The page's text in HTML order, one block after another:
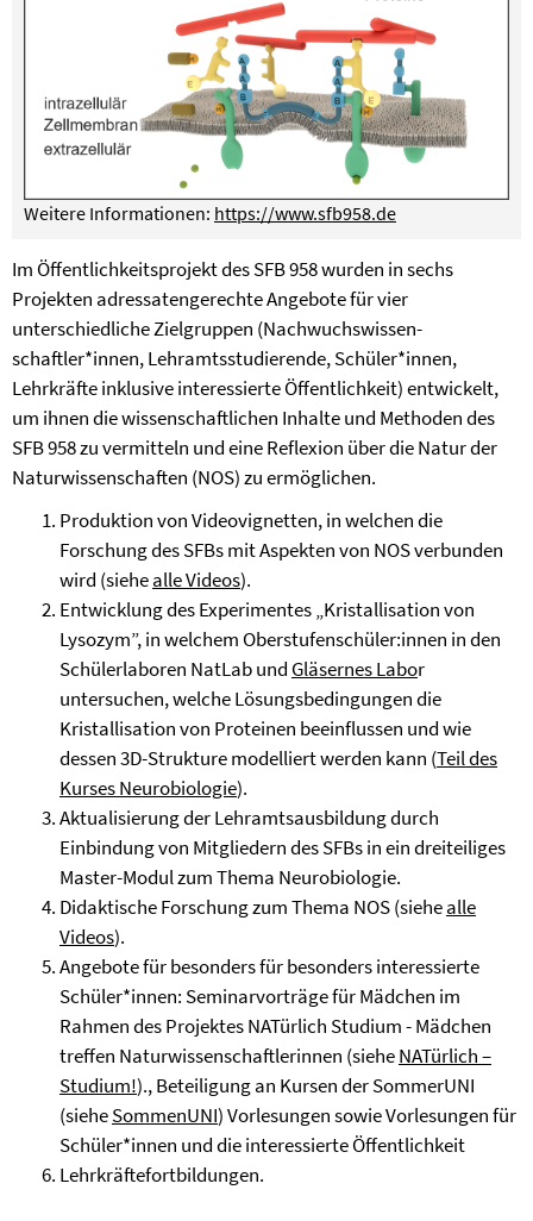
Weitere Informationen: https://www.sfb958.de
Im Öffentlichkeitsprojekt des SFB 958 wurden in sechs
Projekten adressaten­gerechte Angebote für vier
unterschiedliche Zielgruppen (Nachwuchswissen­
schaftler*innen, Lehramtsstudierende, Schüler*innen,
Lehrkräfte inklusive interessierte Öffent­lichkeit) entwickelt,
um ihnen die wissenschaftlichen Inhalte und Methoden des
SFB 958 zu vermitteln und eine Reflexion über die Natur der
Naturwissenschaften (NOS) zu ermöglichen.
Produktion von Videovignetten, in welchen die
Forschung des SFBs mit Aspekten von NOS verbunden
wird (siehealle Videos).
Entwicklung des Experimentes „Kristallisation von
Lysozym”, in welchem Oberstufenschüler:innen in den
Schülerlaboren NatLab und Gläsernes Labor
untersuchen, welche Lösungsbedingungen die
Kristallisation von Proteinen beeinflussen und wie
dessen 3D-Strukture modelliert werden kann (Teil des
Kurses Neurobiologie).
Aktualisierung der Lehramtsausbildung durch
Einbindung von Mitgliedern des SFBs in ein dreiteiliges
Master-Modul zum Thema Neurobiologie.
Didaktische Forschung zum Thema NOS (siehealle
Videos).
Angebote für besonders für besonders interessierte
Schüler*innen: Seminarvorträge für Mädchen im
Rahmen des Projektes NATürlich Studium - Mädchen
treffen Naturwissenschaftlerinnen (sieheNATürlich –
Studium!)., Beteiligung an Kursen der SommerUNI
(sieheSommenUNI) Vorlesungen sowie Vorlesungen für
Schüler*innen und die interessierte Öffentlichkeit
Lehrkräftefortbildungen.